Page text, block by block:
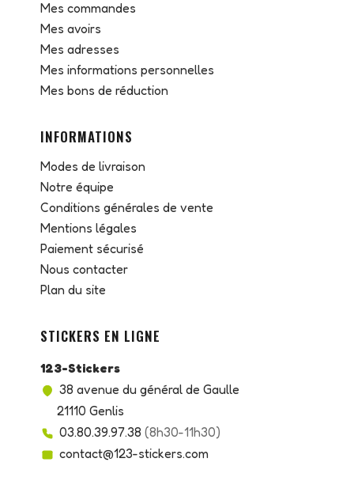
Mes commandes
Mes avoirs
Mes adresses
Mes informations personnelles
Mes bons de réduction
INFORMATIONS
Modes de livraison
Notre équipe
Conditions générales de vente
Mentions légales
Paiement sécurisé
Nous contacter
Plan du site
STICKERS EN LIGNE
123-Stickers
38 avenue du général de Gaulle
21110 Genlis
03.80.39.97.38 (8h30-11h30)
contact@123-stickers.com